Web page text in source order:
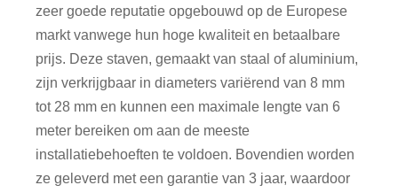
zeer goede reputatie opgebouwd op de Europese
markt vanwege hun hoge kwaliteit en betaalbare
prijs. Deze staven, gemaakt van staal of aluminium,
zijn verkrijgbaar in diameters variërend van 8 mm
tot 28 mm en kunnen een maximale lengte van 6
meter bereiken om aan de meeste
installatiebehoeften te voldoen. Bovendien worden
ze geleverd met een garantie van 3 jaar, waardoor